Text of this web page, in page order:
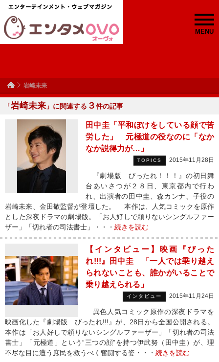
MENU
岩崎未来
「岩崎未来 」に関連する ３件の記事
田中圭「平和ぼけをしている顔で苦
労した」 元極道の役なのに「なか
なか説得力が…」
TOPICS 2015年11月28日
『劇場版 びったれ！！！』の初日舞
台あいさつが２８日、東京都内で行わ
れ、出演者の田中圭、森カンナ、子役の
岩崎未来、金田敬監督が登壇した。 本作は、人気コミックを原作
とした深夜ドラマの劇場版。「お人好しで頼りないシングルファー
ザー」「切れ者の司法書士」・・・ 続きを読む
【インタビュー】映画『びった
れ!!!』田中圭 「一人では乗り越え
られないことも、誰かがいることで
乗り越えられる」
インタビュー 2015年11月24日
異色人気コミック原作の深夜ドラマを
映画化した『劇場版 びったれ!!!』が、28日から全国公開される。
本作は「お人好しで頼りないシングルファーザー」「切れ者の司法
書士」「元極道」という“三つの顔”を持つ伊武努（田中圭）が、理
不尽な目に遭う庶民を救うべく奮闘する姿・・・ 続きを読む